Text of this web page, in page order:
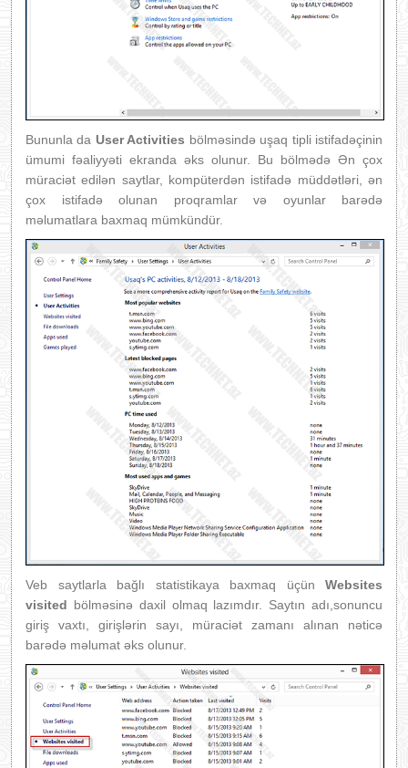
Bununla da User Activities bölməsində uşaq tipli istifadəçinin
ümumi fəaliyyəti ekranda əks olunur. Bu bölmədə Ən çox
müraciət edilən saytlar, kompüterdən istifadə müddətləri, ən
çox istifadə olunan proqramlar və oyunlar barədə
məlumatlara baxmaq mümkündür.
Veb saytlarla bağlı statistikaya baxmaq üçün Websites
visited bölməsinə daxil olmaq lazımdır. Saytın adı,sonuncu
giriş vaxtı, girişlərin sayı, müraciət zamanı alınan nəticə
barədə məlumat əks olunur.